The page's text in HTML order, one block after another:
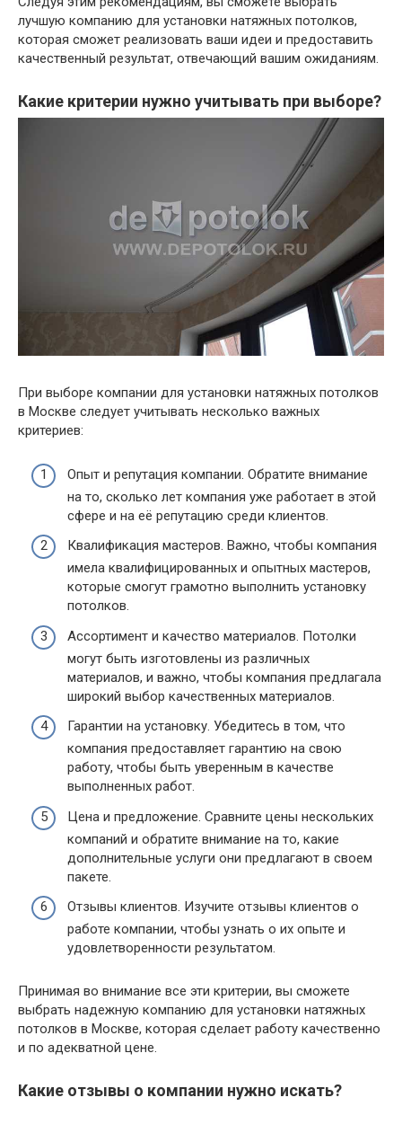
лучшую компанию для установки натяжных потолков,
которая сможет реализовать ваши идеи и предоставить
качественный результат, отвечающий вашим ожиданиям.
Какие критерии нужно учитывать при выборе?
При выборе компании для установки натяжных потолков
в Москве следует учитывать несколько важных
критериев:
Опыт и репутация компании. Обратите внимание
на то, сколько лет компания уже работает в этой
сфере и на её репутацию среди клиентов.
Квалификация мастеров. Важно, чтобы компания
имела квалифицированных и опытных мастеров,
которые смогут грамотно выполнить установку
потолков.
Ассортимент и качество материалов. Потолки
могут быть изготовлены из различных
материалов, и важно, чтобы компания предлагала
широкий выбор качественных материалов.
Гарантии на установку. Убедитесь в том, что
компания предоставляет гарантию на свою
работу, чтобы быть уверенным в качестве
выполненных работ.
Цена и предложение. Сравните цены нескольких
компаний и обратите внимание на то, какие
дополнительные услуги они предлагают в своем
пакете.
Отзывы клиентов. Изучите отзывы клиентов о
работе компании, чтобы узнать о их опыте и
удовлетворенности результатом.
Принимая во внимание все эти критерии, вы сможете
выбрать надежную компанию для установки натяжных
потолков в Москве, которая сделает работу качественно
и по адекватной цене.
Какие отзывы о компании нужно искать?